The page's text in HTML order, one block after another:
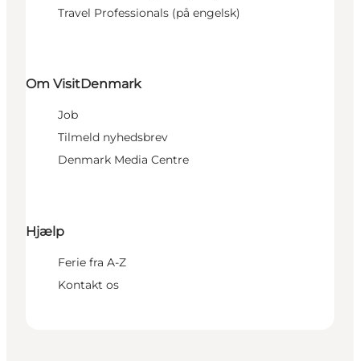
Travel Professionals (på engelsk)
Om VisitDenmark
Job
Tilmeld nyhedsbrev
Denmark Media Centre
Hjælp
Ferie fra A-Z
Kontakt os